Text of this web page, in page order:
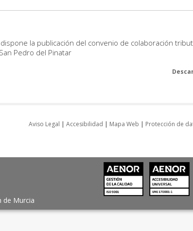
la publicación del convenio de colaboración
Pedro del Pinatar
Aviso Legal | Accesibilidad | Mapa Web | Protección de
de Murcia